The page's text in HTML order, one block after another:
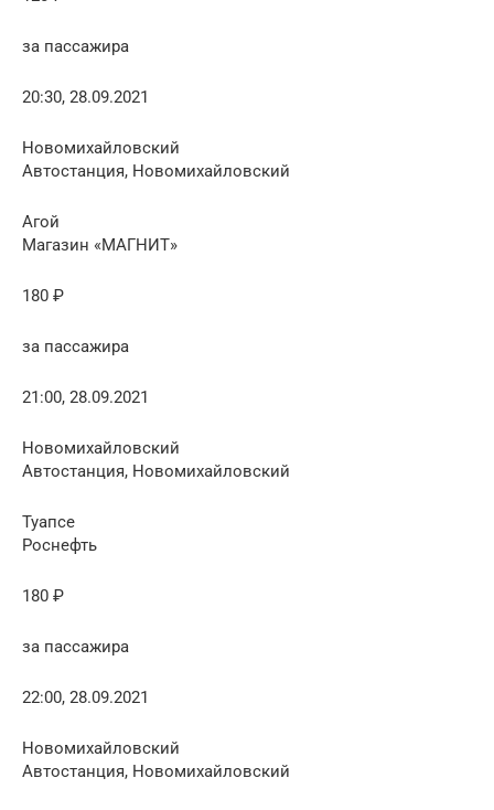
за пассажира
20:30, 28.09.2021
Новомихайловский
Автостанция, Новомихайловский
Агой
Магазин «МАГНИТ»
180 ₽
за пассажира
21:00, 28.09.2021
Новомихайловский
Автостанция, Новомихайловский
Туапсе
Роснефть
180 ₽
за пассажира
22:00, 28.09.2021
Новомихайловский
Автостанция, Новомихайловский